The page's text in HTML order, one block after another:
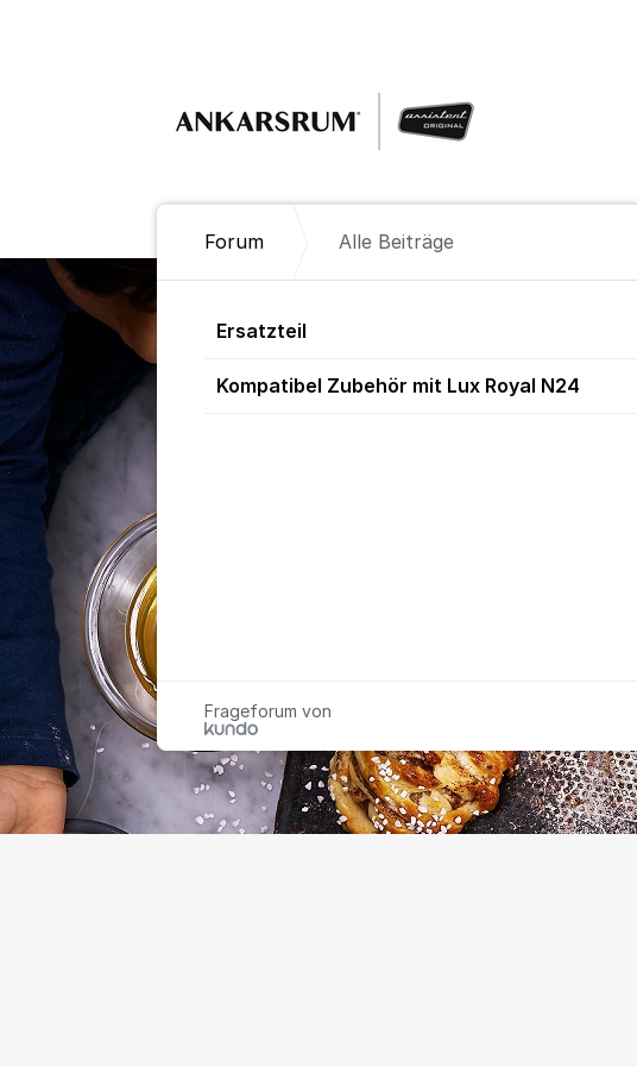
Forum Alle Beiträge
Alle Beiträge
Ersatzteil
Kompatibel Zubehör mit Lux Royal N24
Frageforum von